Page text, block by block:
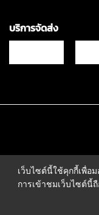
บริการจัดส่ง
เว็บไซต์นี้ใช้คุกกี้เพื่อ
การเข้าชมเว็บไซต์นี้